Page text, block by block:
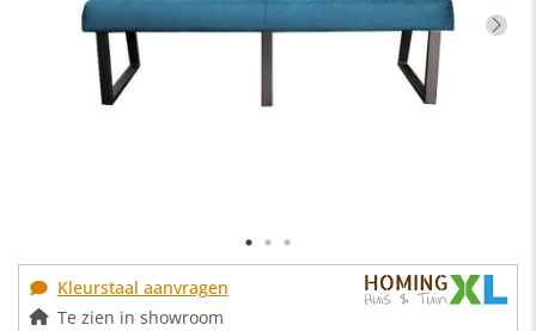
Kleurstaal aanvragen
Te zien in showroom